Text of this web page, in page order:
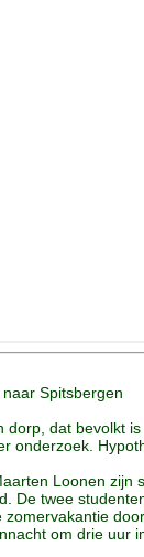
Spitsbergen
dorp, dat bevolkt
onderzoek.
Loonen
De twee
zomervakantie
om drie uur